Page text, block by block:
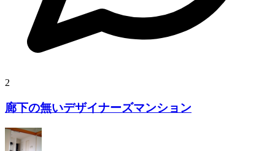
2
廊下の無いデザイナーズマンション